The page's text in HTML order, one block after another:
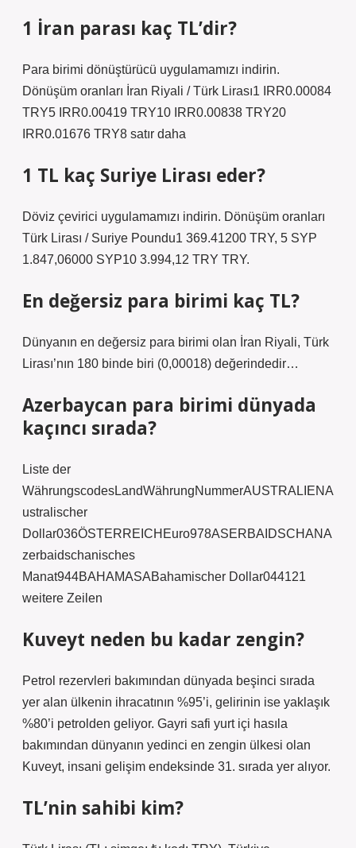
1 İran parası kaç TL’dir?
Para birimi dönüştürücü uygulamamızı indirin.
Dönüşüm oranları İran Riyali / Türk Lirası1 IRR0.00084
TRY5 IRR0.00419 TRY10 IRR0.00838 TRY20
IRR0.01676 TRY8 satır daha
1 TL kaç Suriye Lirası eder?
Döviz çevirici uygulamamızı indirin. Dönüşüm oranları
Türk Lirası / Suriye Poundu1 369.41200 TRY, 5 SYP
1.847,06000 SYP10 3.994,12 TRY TRY.
En değersiz para birimi kaç TL?
Dünyanın en değersiz para birimi olan İran Riyali, Türk
Lirası’nın 180 binde biri (0,00018) değerindedir…
Azerbaycan para birimi dünyada
kaçıncı sırada?
Liste der
WährungscodesLandWährungNummerAUSTRALIENA
ustralischer
Dollar036ÖSTERREICHEuro978ASERBAIDSCHANA
zerbaidschanisches
Manat944BAHAMASABahamischer Dollar044121
weitere Zeilen
Kuveyt neden bu kadar zengin?
Petrol rezervleri bakımından dünyada beşinci sırada
yer alan ülkenin ihracatının %95’i, gelirinin ise yaklaşık
%80’i petrolden geliyor. Gayri safi yurt içi hasıla
bakımından dünyanın yedinci en zengin ülkesi olan
Kuveyt, insani gelişim endeksinde 31. sırada yer alıyor.
TL’nin sahibi kim?